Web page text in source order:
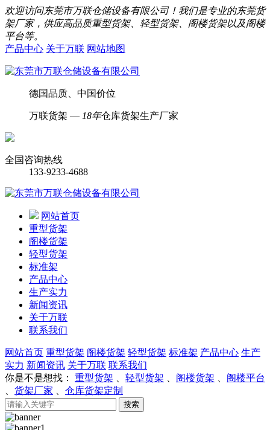
欢迎访问东莞市万联仓储设备有限公司！我们是专业的东莞货
架厂家，供应高品质重型货架、轻型货架、阁楼货架以及阁楼
平台等。
产品中心 关于万联 网站地图
德国品质、中国价位
万联货架 — 18年仓库货架生产厂家
全国咨询热线
133-9233-4688
网站首页
重型货架
阁楼货架
轻型货架
标准架
产品中心
生产实力
新闻资讯
关于万联
联系我们
网站首页 重型货架 阁楼货架 轻型货架 标准架 产品中心 生产
实力 新闻资讯 关于万联 联系我们
你是不是想找：
重型货架 轻型货架 阁楼货架
阁楼平台
货架厂家 仓库货架定制